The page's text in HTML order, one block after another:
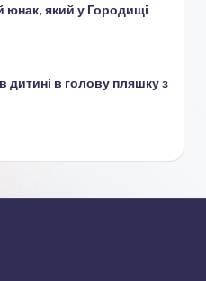
юнак, який у Городищі
дитині в голову пляшку з